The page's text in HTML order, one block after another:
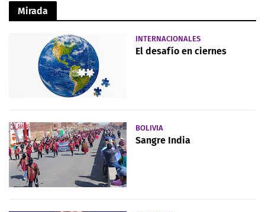
Mirada
INTERNACIONALES
El desafío en ciernes
BOLIVIA
Sangre India